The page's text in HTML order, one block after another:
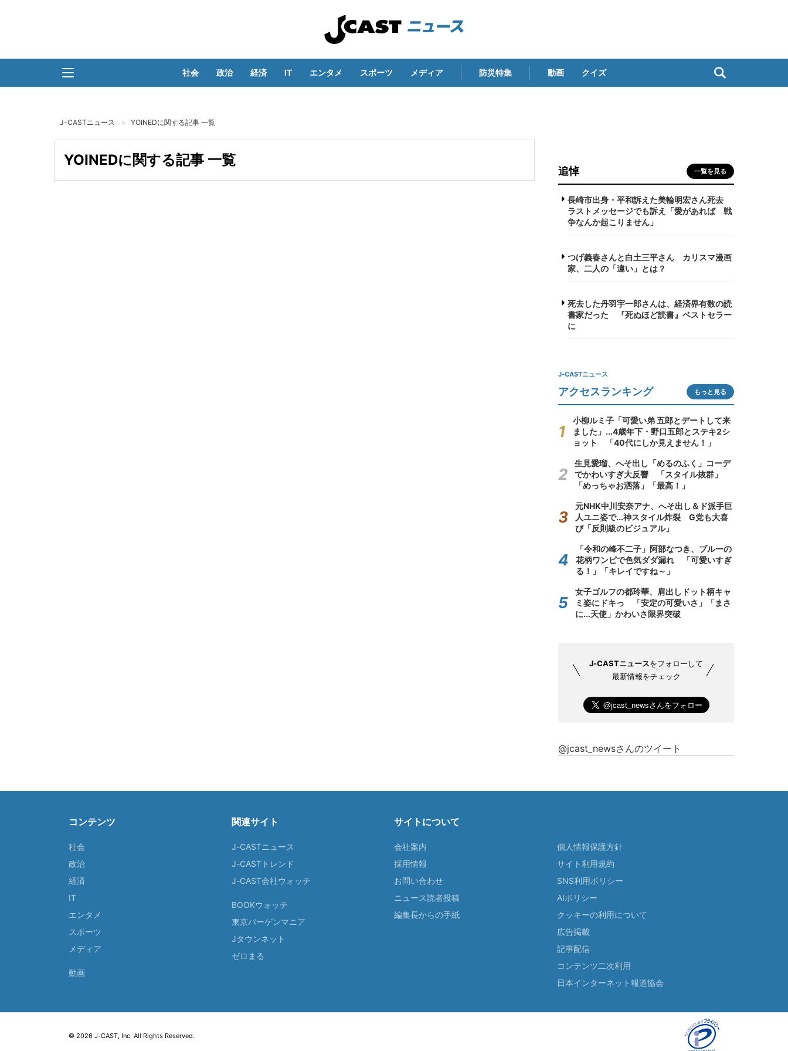
社会 政治 経済 IT エンタメ スポーツ メディア 防災特集 動画 クイズ
J-CASTニュース YOINEDに関する記事 一覧
YOINEDに関する記事 一覧
追悼 一覧を見る
長崎市出身・平和訴えた美輪明宏さん死去
ラストメッセージでも訴え「愛があれば 戦
争なんか起こりません」
つげ義春さんと白土三平さん カリスマ漫画
家、二人の「違い」とは？
死去した丹羽宇一郎さんは、経済界有数の読
書家だった 『死ぬほど読書』ベストセラー
に
J-CASTニュース
アクセスランキング もっと見る
小柳ルミ子「可愛い弟 五郎とデートして来
ました」...4歳年下・野口五郎とステキ2シ
ョット 「40代にしか見えません！」
生見愛瑠、へそ出し「めるのふく」コーデ
でかわいすぎ大反響 「スタイル抜群」
「めっちゃお洒落」「最高！」
元NHK中川安奈アナ、へそ出し＆ド派手巨
人ユニ姿で...神スタイル炸裂 G党も大喜
び「反則級のビジュアル」
「令和の峰不二子」阿部なつき、ブルーの
花柄ワンピで色気ダダ漏れ 「可愛いすぎ
る！」「キレイですね～」
女子ゴルフの都玲華、肩出しドット柄キャ
ミ姿にドキっ 「安定の可愛いさ」「まさ
に...天使」かわいさ限界突破
J-CASTニュースをフォローして
最新情報をチェック
@jcast_newsさんのツイート
コンテンツ
社会
政治
経済
IT
エンタメ
スポーツ
メディア
動画
関連サイト
J-CASTニュース
J-CASTトレンド
J-CAST会社ウォッチ
BOOKウォッチ
東京バーゲンマニア
Jタウンネット
ゼロまる
サイトについて
会社案内
採用情報
お問い合わせ
ニュース読者投稿
編集長からの手紙
個人情報保護方針
サイト利用規約
SNS利用ポリシー
AIポリシー
クッキーの利用について
広告掲載
記事配信
コンテンツ二次利用
日本インターネット報道協会
© 2026 J-CAST, Inc. All Rights Reserved.